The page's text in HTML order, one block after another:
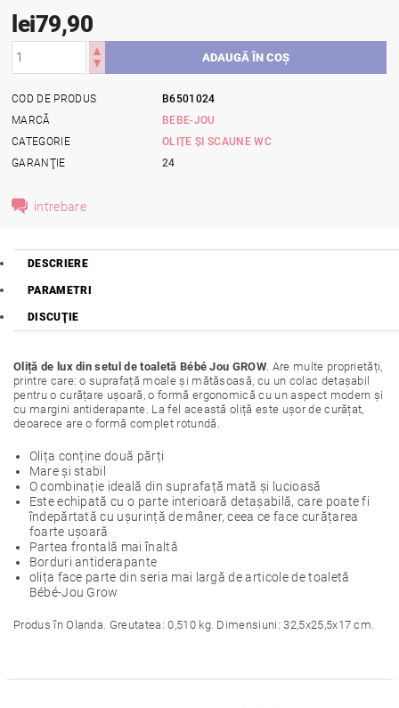
lei79,90
COD DE PRODUS
B6501024
MARCĂ
BEBE-JOU
CATEGORIE
OLIȚE ȘI SCAUNE WC
GARANŢIE
24
intrebare
DESCRIERE
PARAMETRI
DISCUŢIE
Oliță de lux din setul de toaletă Bébé Jou GROW. Are multe proprietăți,
printre care: o suprafață moale și mătăsoasă, cu un colac detașabil
pentru o curățare ușoară, o formă ergonomică cu un aspect modern și
cu margini antiderapante. La fel această oliță este ușor de curățat,
deoarece are o formă complet rotundă.
Olița conține două părți
Mare și stabil
O combinație ideală din suprafață mată și lucioasă
Este echipată cu o parte interioară detașabilă, care poate fi
îndepărtată cu ușurință de mâner, ceea ce face curățarea
foarte ușoară
Partea frontală mai înaltă
Borduri antiderapante
olița face parte din seria mai largă de articole de toaletă
Bébé-Jou Grow
Produs în Olanda. Greutatea: 0,510 kg. Dimensiuni: 32,5x25,5x17 cm.